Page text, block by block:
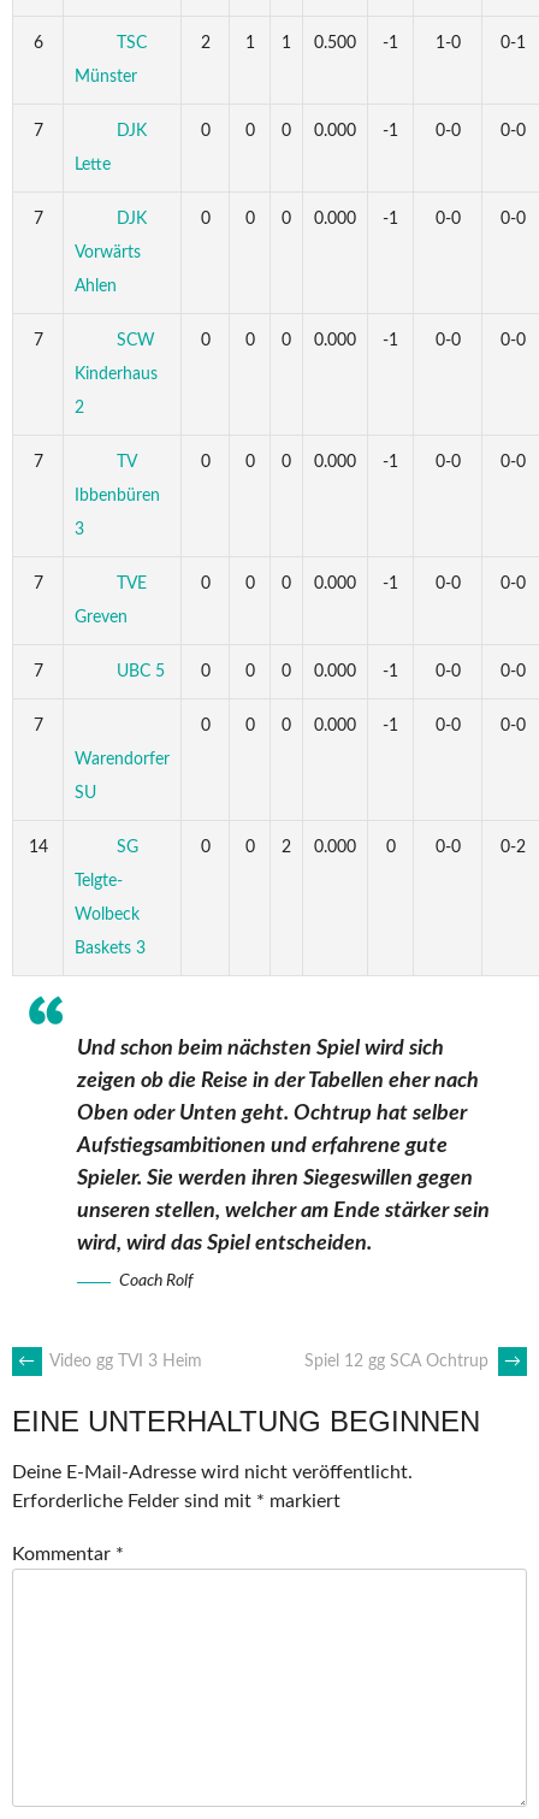
6 TSC
Münster
2 1 1 0.500 -1 1-0 0-1
7 DJK
Lette
0 0 0 0.000 -1 0-0 0-0
7 DJK
Vorwärts
Ahlen
0 0 0 0.000 -1 0-0 0-0
7 SCW
Kinderhaus
2
0 0 0 0.000 -1 0-0 0-0
7 TV
Ibbenbüren
3
0 0 0 0.000 -1 0-0 0-0
7 TVE
Greven
0 0 0 0.000 -1 0-0 0-0
7 UBC 5 0 0 0 0.000 -1 0-0 0-0
7
Warendorfer
SU
0 0 0 0.000 -1 0-0 0-0
14 SG
Telgte-
Wolbeck
Baskets 3
0 0 2 0.000 0 0-0 0-2
Und schon beim nächsten Spiel wird sich
zeigen ob die Reise in der Tabellen eher nach
Oben oder Unten geht. Ochtrup hat selber
Aufstiegsambitionen und erfahrene gute
Spieler. Sie werden ihren Siegeswillen gegen
unseren stellen, welcher am Ende stärker sein
wird, wird das Spiel entscheiden.
Coach Rolf
ARTIKEL-
NAVIGATION
← Video gg TVI 3 Heim Spiel 12 gg SCA Ochtrup →
EINE UNTERHALTUNG BEGINNEN
Deine E-Mail-Adresse wird nicht veröffentlicht.
Erforderliche Felder sind mit * markiert
Kommentar *